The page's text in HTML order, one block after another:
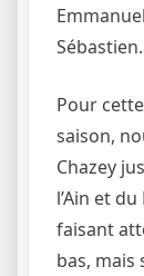
Sébastien.
Pour
saison,
Chazey
l’Ain et
faisant
bas, mais